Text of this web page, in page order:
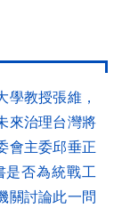
教授張維，
來治理台灣將
會主委邱垂正
是否為統戰工
關討論此一問